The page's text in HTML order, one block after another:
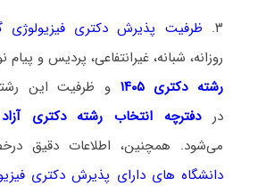
۳. ظرفیت پذیرش دکتری فیزیولوژی
روزانه، شبانه، غیرانتفاعی، پردیس و پیام
رشته دکتری ۱۴۰۵
و ظرفیت این
دردفترچه انتخاب رشته دکتری آزاد
می‌شود. همچنین، اطلاعات دقیق
دانشگاه‌ های دارای پذیرش دکتری